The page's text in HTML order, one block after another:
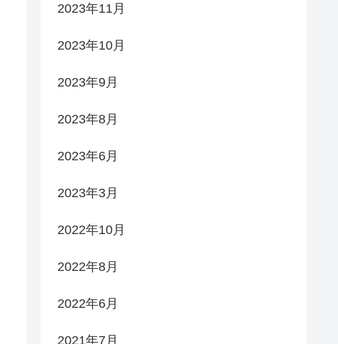
2023年11月
2023年10月
2023年9月
2023年8月
2023年6月
2023年3月
2022年10月
2022年8月
2022年6月
2021年7月